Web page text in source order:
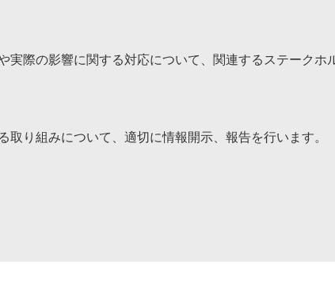
実際の影響に関する対応について、関連するステークホ
取り組みについて、適切に情報開示、報告を行います。